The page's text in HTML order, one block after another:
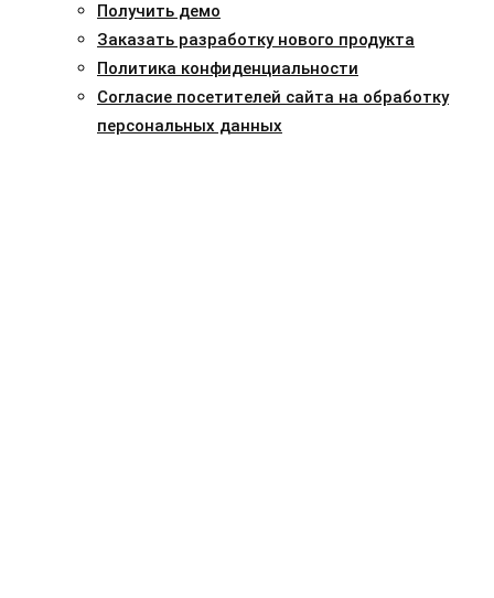
Получить демо
Заказать разработку нового продукта
Политика конфиденциальности
Согласие посетителей сайта на обработку
персональных данных